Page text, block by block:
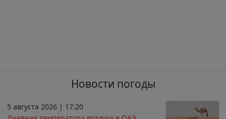
Новости погоды
5 августа 2026 | 17:20